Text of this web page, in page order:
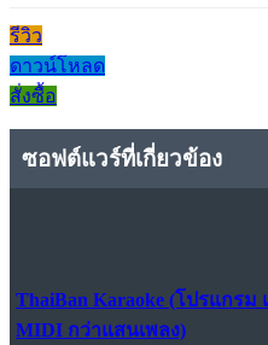
รีวิว
ดาวน์โหลด
สั่งซื้อ
ซอฟต์แวร์ที่เกี่ยวข้อง
ThaiBan Karaoke (โปรแกร
MIDI กว่าแสนเพลง)